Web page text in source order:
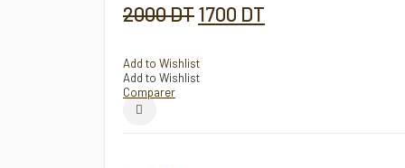
2000DTLe
prix
1700 DT
Add to Wishlist
Add to Wishlist
Comparer